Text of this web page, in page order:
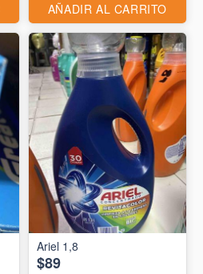
AÑADIR AL CARRITO
Ariel 1,8
$89